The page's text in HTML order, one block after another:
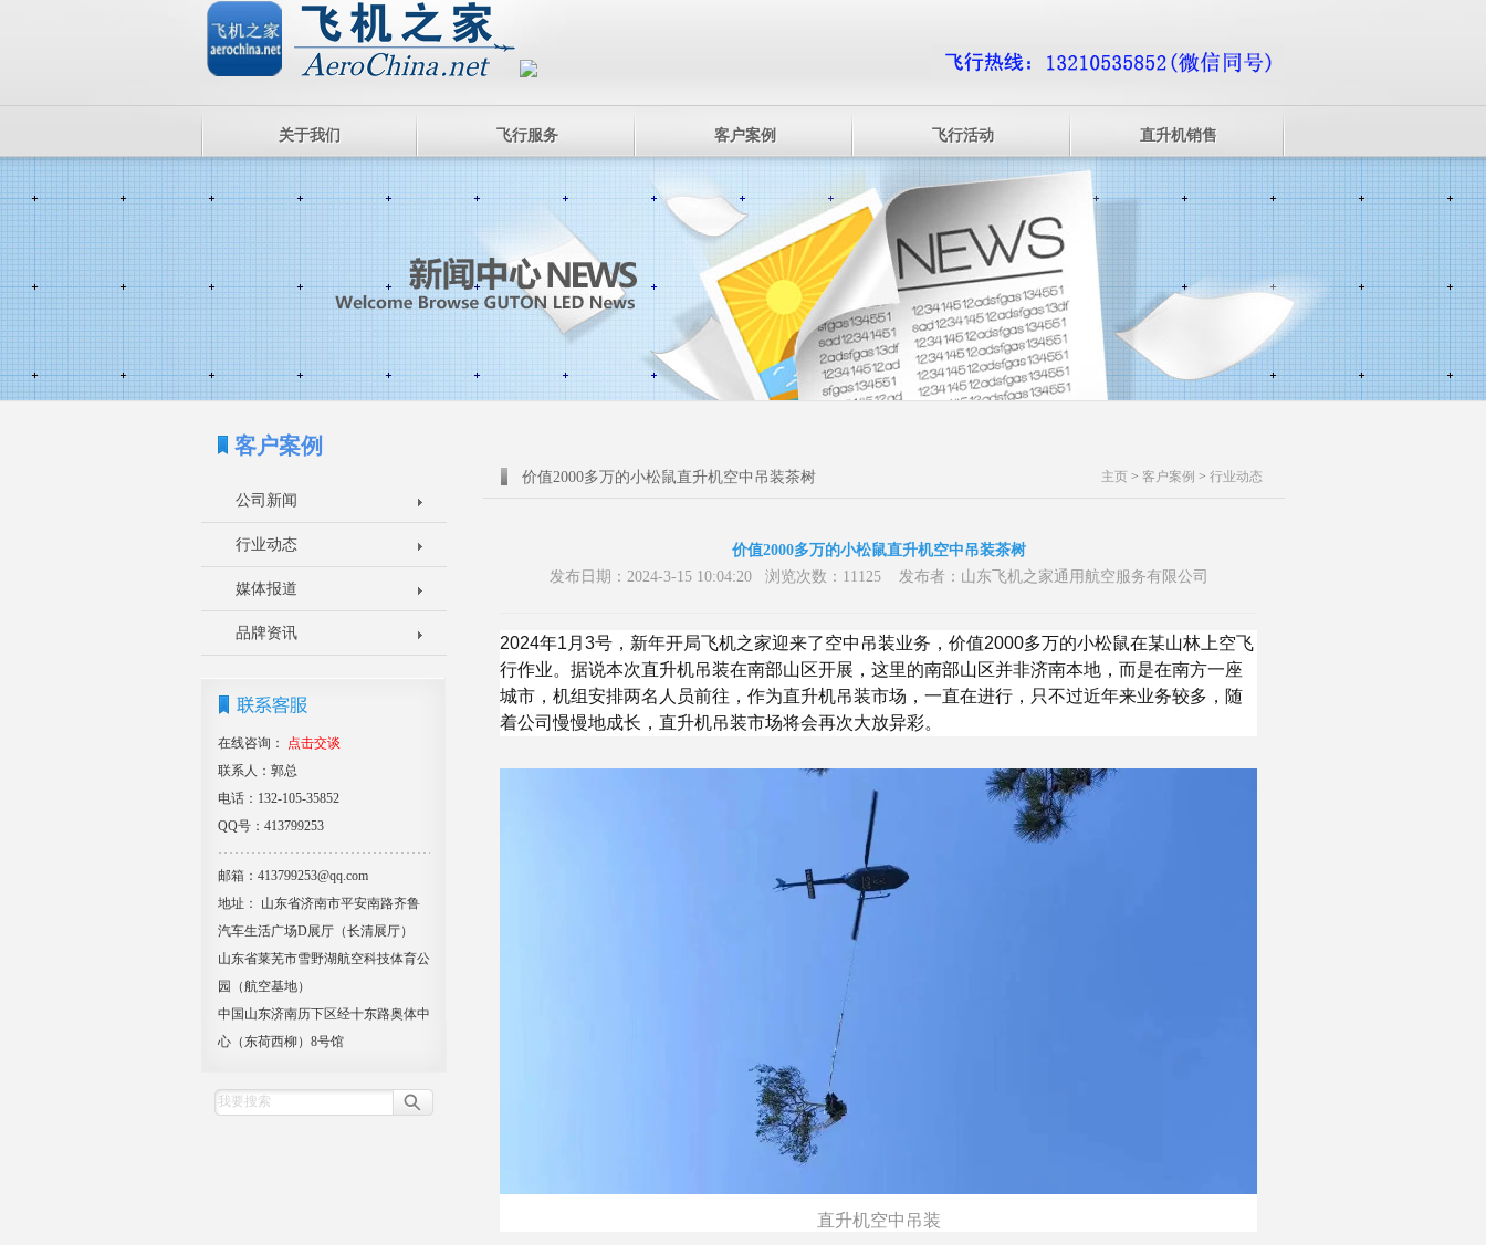
关于我们 飞行服务 客户案例 飞行活动 直升机销售
客户案例
公司新闻
行业动态
媒体报道
品牌资讯
在线咨询：
点击交谈
联系人：郭总
电话：132-105-35852
QQ号：413799253
邮箱：413799253@qq.com
地址： 山东省济南市平安南路齐鲁
汽车生活广场D展厅（长清展厅）
山东省莱芜市雪野湖航空科技体育公
园（航空基地）
中国山东济南历下区经十东路奥体中
心（东荷西柳）8号馆
主页 > 客户案例 > 行业动态
价值2000多万的小松鼠直升机空中吊装茶树
价值2000多万的小松鼠直升机空中吊装茶树
发布日期：2024-3-15 10:04:20 浏览次数：11125 发布者：山东飞机之家通用航空服务有限公司
2024年1月3号，新年开局飞机之家迎来了空中吊装业务，价值2000多万的小松鼠在某山林上空飞
行作业。据说本次直升机吊装在南部山区开展，这里的南部山区并非济南本地，而是在南方一座
城市，机组安排两名人员前往，作为直升机吊装市场，一直在进行，只不过近年来业务较多，随
着公司慢慢地成长，直升机吊装市场将会再次大放异彩。
直升机空中吊装